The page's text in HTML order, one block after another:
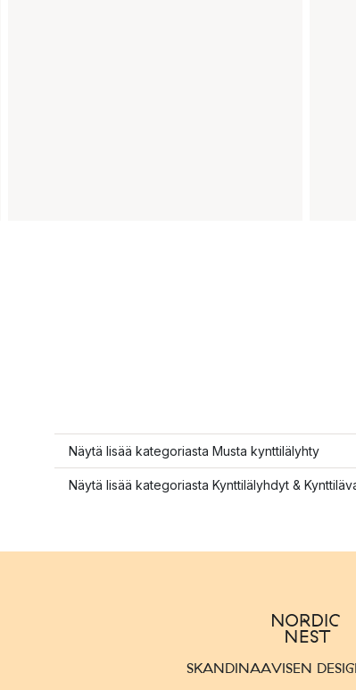
Näytä lisää kategoriasta Musta kynttilälyhty
Näytä lisää kategoriasta Kynttilälyhdyt &
SKANDINAAVISEN